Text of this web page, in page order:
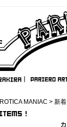
MANIAC > 新着